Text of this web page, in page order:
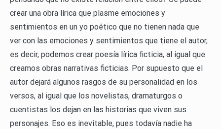
crear una obra lírica que plasme emociones y
sentimientos en un yo poético que no tienen nada que
ver con las emociones y sentimientos que tiene el autor,
es decir, podemos crear poesía lírica ficticia, al igual que
creamos obras narrativas ficticias. Por supuesto que el
autor dejará algunos rasgos de su personalidad en los
versos, al igual que los novelistas, dramaturgos o
cuentistas los dejan en las historias que viven sus
personajes. Eso es inevitable, pues todavía nadie ha